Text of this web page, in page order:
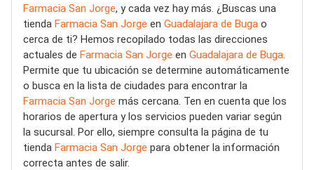
Farmacia San Jorge, y cada vez hay más. ¿Buscas una
tienda Farmacia San Jorge en Guadalajara de Buga o
cerca de ti? Hemos recopilado todas las direcciones
actuales de Farmacia San Jorge en Guadalajara de Buga.
Permite que tu ubicación se determine automáticamente
o busca en la lista de ciudades para encontrar la
Farmacia San Jorge más cercana. Ten en cuenta que los
horarios de apertura y los servicios pueden variar según
la sucursal. Por ello, siempre consulta la página de tu
tienda Farmacia San Jorge para obtener la información
correcta antes de salir.